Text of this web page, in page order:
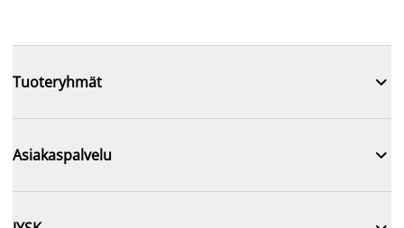
Tuoteryhmät 
Asiakaspalvelu 